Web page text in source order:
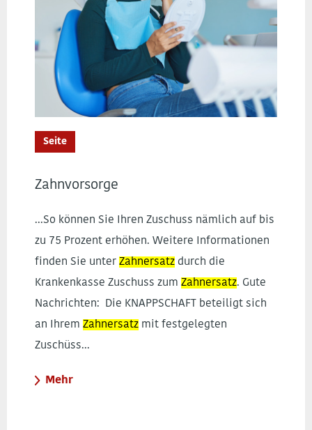
Seite
Zahnvorsorge
...So können Sie Ihren Zuschuss nämlich auf bis
zu 75 Prozent erhöhen. Weitere Informationen
finden Sie unter Zahnersatz durch die
Krankenkasse Zuschuss zum Zahnersatz. Gute
Nachrichten: Die KNAPPSCHAFT beteiligt sich
an Ihrem Zahnersatz mit festgelegten
Zuschüss...
Mehr